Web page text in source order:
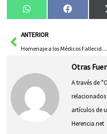
Compartir
en
WhatsApp
en
AntANTERIOR
Homenaje a los Médicos Fallecidos: Un Llamado a la Unidad sin Distinciones
Otras
A través de
artículos de
Herencia.net